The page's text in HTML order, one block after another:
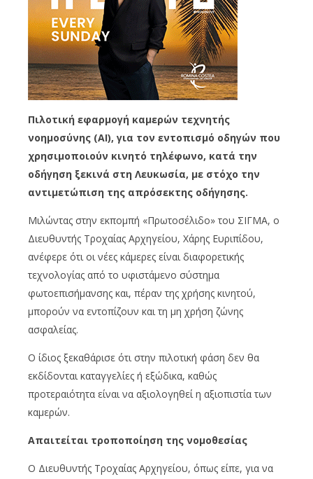
Πιλοτική εφαρμογή καμερών τεχνητής
νοημοσύνης (AI), για τον εντοπισμό οδηγών που
χρησιμοποιούν κινητό τηλέφωνο, κατά την
οδήγηση ξεκινά στη Λευκωσία, με στόχο την
αντιμετώπιση της απρόσεκτης οδήγησης.
Μιλώντας στην εκπομπή «Πρωτοσέλιδο» του ΣΙΓΜΑ, ο
Διευθυντής Τροχαίας Αρχηγείου, Χάρης Ευριπίδου,
ανέφερε ότι οι νέες κάμερες είναι διαφορετικής
τεχνολογίας από το υφιστάμενο σύστημα
φωτοεπισήμανσης και, πέραν της χρήσης κινητού,
μπορούν να εντοπίζουν και τη μη χρήση ζώνης
ασφαλείας.
Ο ίδιος ξεκαθάρισε ότι στην πιλοτική φάση δεν θα
εκδίδονται καταγγελίες ή εξώδικα, καθώς
προτεραιότητα είναι να αξιολογηθεί η αξιοπιστία των
καμερών.
Απαιτείται τροποποίηση της νομοθεσίας
Ο Διευθυντής Τροχαίας Αρχηγείου, όπως είπε, για να